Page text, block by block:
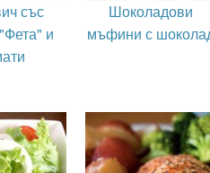
със
и
Шоколадови
мъфини с